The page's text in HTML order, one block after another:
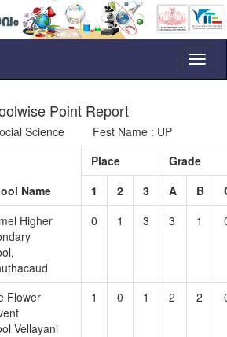
Point Report
Science Fest Name : UP
Name
Place
Grade
1
2 3 A B
Higher
0 1 3 3 1
Flower
Vellayani
1 0 1 2 2